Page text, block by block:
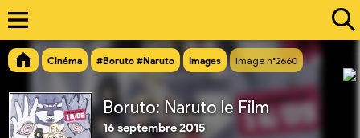
Cinéma #Boruto #Naruto Images Image n°2660
Boruto: Naruto le Film
16 septembre 2015